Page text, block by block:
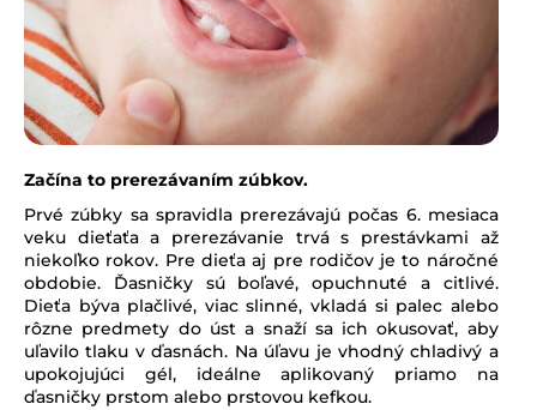
Začína to prerezávaním zúbkov.
Prvé zúbky sa spravidla prerezávajú počas 6. mesiaca
veku dieťaťa a prerezávanie trvá s prestávkami až
niekoľko rokov. Pre dieťa aj pre rodičov je to náročné
obdobie. Ďasničky sú boľavé, opuchnuté a citlivé.
Dieťa býva plačlivé, viac slinné, vkladá si palec alebo
rôzne predmety do úst a snaží sa ich okusovať, aby
uľavilo tlaku v ďasnách. Na úľavu je vhodný chladivý a
upokojujúci gél, ideálne aplikovaný priamo na
ďasničky prstom alebo prstovou kefkou.
á
j
s
ť
?
HĽADAŤ